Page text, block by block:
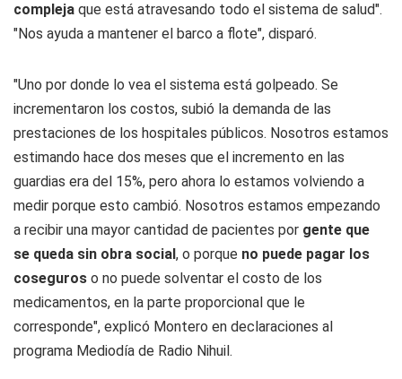
compleja que está atravesando todo el sistema de salud".
"Nos ayuda a mantener el barco a flote", disparó.
"Uno por donde lo vea el sistema está golpeado. Se
incrementaron los costos, subió la demanda de las
prestaciones de los hospitales públicos. Nosotros estamos
estimando hace dos meses que el incremento en las
guardias era del 15%, pero ahora lo estamos volviendo a
medir porque esto cambió. Nosotros estamos empezando
a recibir una mayor cantidad de pacientes por gente que
se queda sin obra social, o porque no puede pagar los
coseguros o no puede solventar el costo de los
medicamentos, en la parte proporcional que le
corresponde", explicó Montero en declaraciones al
programa Mediodía de Radio Nihuil.